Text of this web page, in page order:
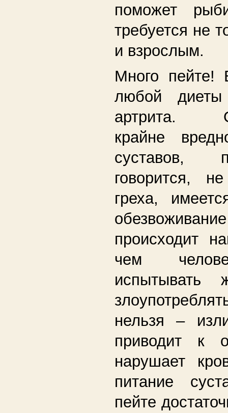
поможет
требуется не
и взрослым.
Много пейте!
любой
артрита.
крайне
суставов,
говорится,
греха,
происходит
чем
нельзя –
приводит к
нарушает
питание
пейте